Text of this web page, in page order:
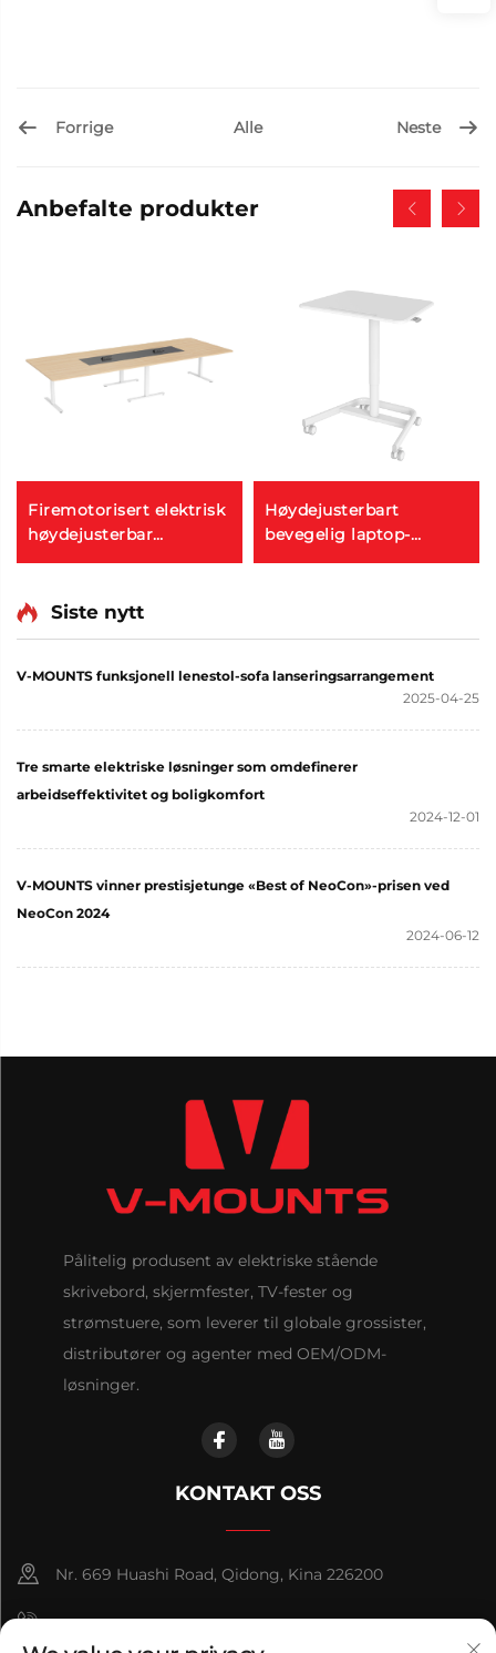
Forrige Alle Neste
Anbefalte produkter
Firemotorisert elektrisk
høydejusterbar
bordramme | Firkantet
skrivebordsbase V-
Høydejusterbart
bevegelig laptop-
skrivebord med
Siste nytt
V-MOUNTS funksjonell lenestol-sofa lanseringsarrangement
2025-04-25
Tre smarte elektriske løsninger som omdefinerer
arbeidseffektivitet og boligkomfort
2024-12-01
V-MOUNTS vinner prestisjetunge «Best of NeoCon»-prisen ved
NeoCon 2024
2024-06-12
Pålitelig produsent av elektriske stående
skrivebord, skjermfester, TV-fester og
strømstuere, som leverer til globale grossister,
distributører og agenter med OEM/ODM-
løsninger.
KONTAKT OSS
Nr. 669 Huashi Road, Qidong, Kina 226200
+86-18921656832